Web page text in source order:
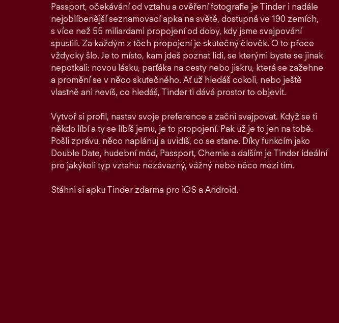
Passport, očekávání od vztahu a ověření fotografie je Tinder i nadále
nejoblíbenější seznamovací apka na světě, dostupná ve 190 zemích,
s více než 55 miliardami propojení od doby, kdy jsme svajpování
spustili. Za každým z těch propojení je skutečný člověk. O to přece
vždycky šlo. Je to místo, kam jdeš poznat lidi, se kterými byste se jinak
nepotkali: novou lásku, parťáka na cesty nebo jiskru, která se zažehne
a promění se v něco skutečného. Ať už hledáš cokoli, nebo ještě
vlastně ani nevíš, co hledáš, Tinder ti dává prostor to objevit.
Vytvoř si profil, nastav svoje preference a začni svajpovat. Když se ti
někdo líbí a ty se líbíš jemu, je to propojení. Pak už je to jen na tobě.
Pošli zprávu, něco naplánuj a uvidíš, co se stane. Díky funkcím jako
Double Date, hudební mód, Passport, Chemie a dalším je Tinder ideální
pro jakýkoli typ vztahu: nezávazný, vážný nebo něco mezi tím.
Stáhni si apku Tinder zdarma pro iOS a Android.